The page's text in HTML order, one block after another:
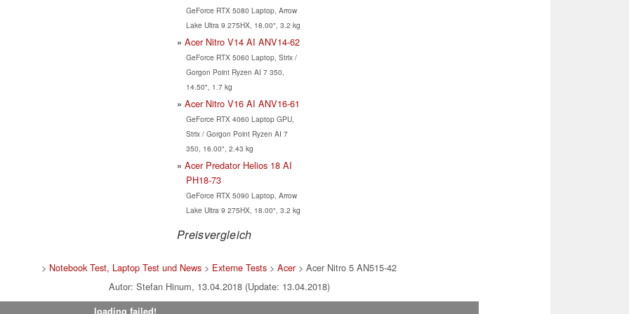
GeForce RTX 5080 Laptop, Arrow
Lake Ultra 9 275HX, 18.00", 3.2 kg
Acer Nitro V14 AI ANV14-62
GeForce RTX 5060 Laptop, Strix /
Gorgon Point Ryzen AI 7 350,
14.50", 1.7 kg
Acer Nitro V16 AI ANV16-61
GeForce RTX 4060 Laptop GPU,
Strix / Gorgon Point Ryzen AI 7
350, 16.00", 2.43 kg
Acer Predator Helios 18 AI
PH18-73
GeForce RTX 5090 Laptop, Arrow
Lake Ultra 9 275HX, 18.00", 3.2 kg
Preisvergleich
> Notebook Test, Laptop Test und News > Externe Tests >Acer> Acer Nitro 5 AN515-42
Autor: Stefan Hinum, 13.04.2018 (Update: 13.04.2018)
loading failed!